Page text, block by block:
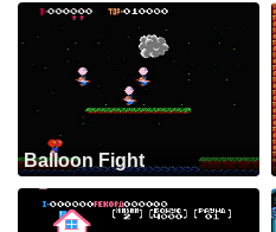
Balloon Fight